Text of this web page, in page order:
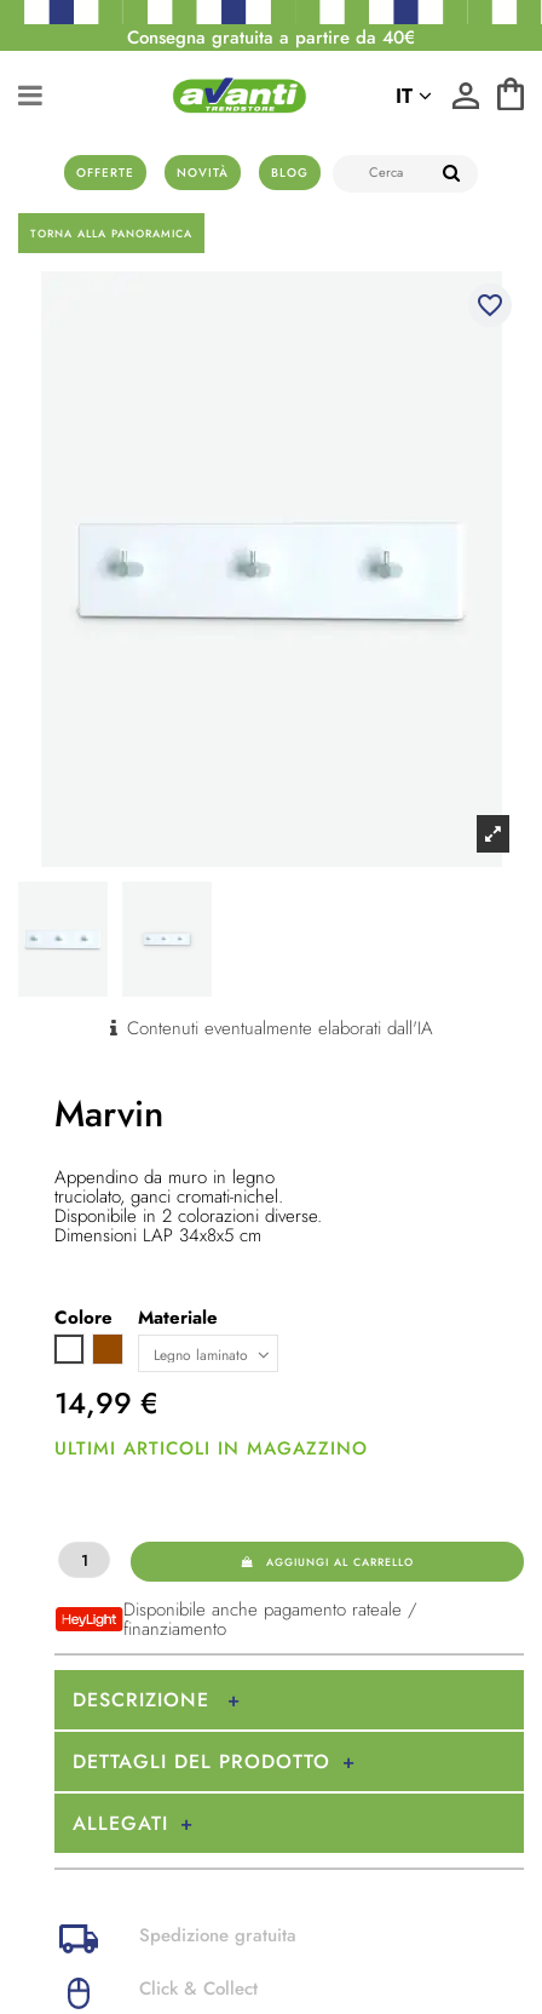
Consegna gratuita a partire da 40€
OFFERTE NOVITÀ BLOG
IT
TORNA ALLA PANORAMICA
favorite_border
Contenuti eventualmente elaborati dall'IA
Marvin
Appendino da muro in legno
truciolato, ganci cromati-nichel.
Disponibile in 2 colorazioni diverse.
Dimensioni LAP 34x8x5 cm
Colore
Marrone
Materiale
14,99 €
ULTIMI ARTICOLI IN MAGAZZINO
AGGIUNGI AL CARRELLO
Disponibile anche pagamento rateale /
finanziamento
DESCRIZIONE
DETTAGLI DEL PRODOTTO
ALLEGATI
Spedizione gratuita
Click & Collect